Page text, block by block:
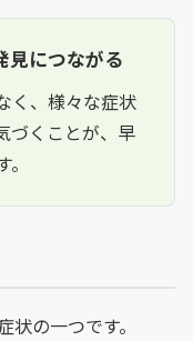
見につながる
く、様々な症状
づくことが、早
の一つです。